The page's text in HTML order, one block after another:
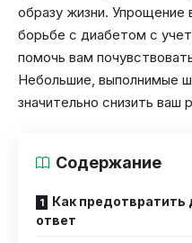
образу жизни. Упрощение
борьбе с диабетом с
помочь вам
Небольшие, выполнимые
значительно снизить ваш
Содержание
Как предотвратить
ответ